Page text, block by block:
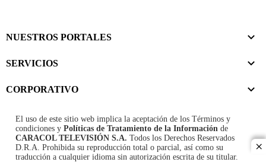
NUESTROS PORTALES
SERVICIOS
CORPORATIVO
El uso de este sitio web implica la aceptación de los Términos y
condiciones y Políticas de Tratamiento de la Información de
CARACOL TELEVISIÓN S.A. Todos los Derechos Reservados
D.R.A. Prohibida su reproducción total o parcial, así como su
traducción a cualquier idioma sin autorización escrita de su titular.